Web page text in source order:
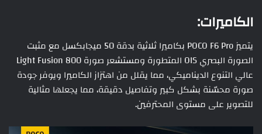
الكاميرات:
يتميز POCO F6 Pro بكاميرا ثلاثية بدقة 50 ميجابكسل مع مثبت
الصورة البصري OIS المتطورة ومستشعر صورة Light Fusion 800
عالي التنوع الديناميكي، مما يقلل من اهتزاز الكاميرا ويوفر جودة
صورة محسّنة بشكل كبير وتفاصيل دقيقة، مما يجعلها مثالية
للتصوير على مستوى المحترفين.